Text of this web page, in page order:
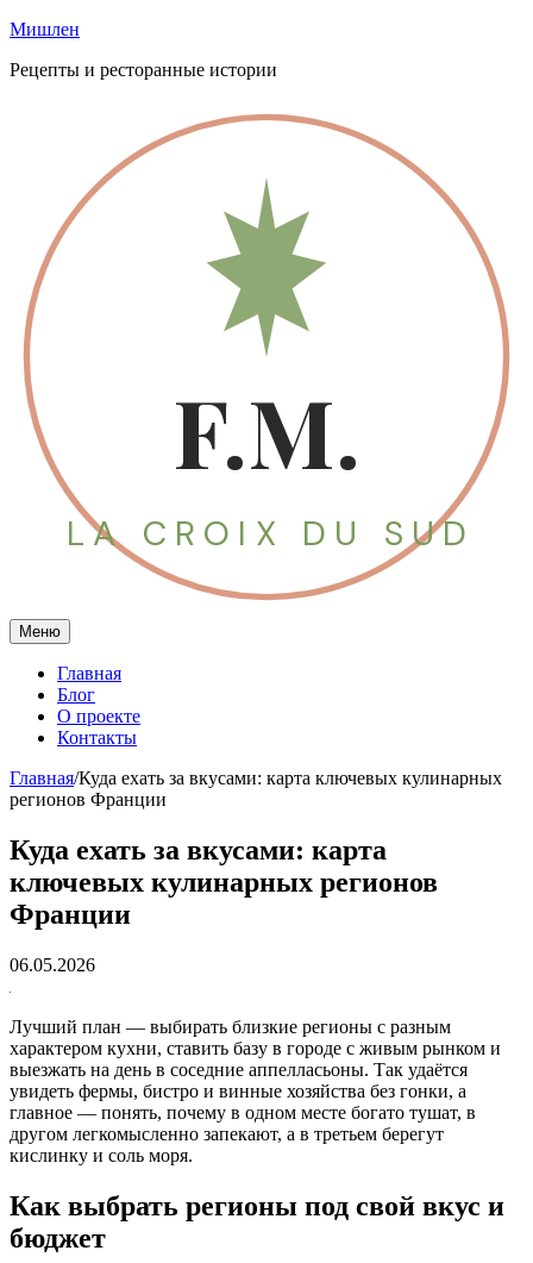
Мишлен
Рецепты и ресторанные истории
F.M.
LA CROIX DU SUD
Меню
Главная
Блог
О проекте
Контакты
Главная/Куда ехать за вкусами: карта ключевых кулинарных
регионов Франции
Куда ехать за вкусами: карта
ключевых кулинарных регионов
Франции
06.05.2026
Лучший план — выбирать близкие регионы с разным
характером кухни, ставить базу в городе с живым рынком и
выезжать на день в соседние аппелласьоны. Так удаётся
увидеть фермы, бистро и винные хозяйства без гонки, а
главное — понять, почему в одном месте богато тушат, в
другом легкомысленно запекают, а в третьем берегут
кислинку и соль моря.
Как выбрать регионы под свой вкус и
бюджет